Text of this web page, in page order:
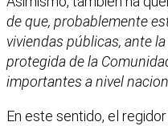
de que, probablemente
viviendas públicas, ante
protegida de la
importantes a nivel
En este sentido, el